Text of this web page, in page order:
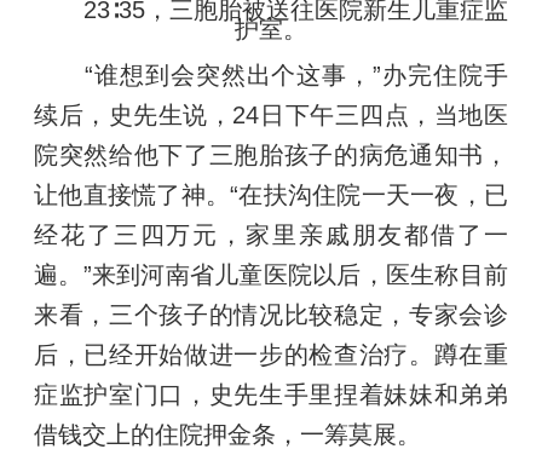
23∶35，三胞胎被送往医院新生儿重症监
护室。
“谁想到会突然出个这事，”办完住院手
续后，史先生说，24日下午三四点，当地医
院突然给他下了三胞胎孩子的病危通知书，
让他直接慌了神。“在扶沟住院一天一夜，已
经花了三四万元，家里亲戚朋友都借了一
遍。”来到河南省儿童医院以后，医生称目前
来看，三个孩子的情况比较稳定，专家会诊
后，已经开始做进一步的检查治疗。蹲在重
症监护室门口，史先生手里捏着妹妹和弟弟
借钱交上的住院押金条，一筹莫展。